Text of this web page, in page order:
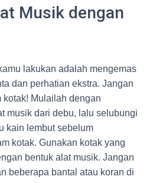
Musik dengan
lakukan adalah mengemas
dan perhatian ekstra. Jangan
Mulailah dengan
musik dari debu, lalu selubungi
kain lembut sebelum
kotak. Gunakan kotak yang
bentuk alat musik. Jangan
beberapa bantal atau koran di